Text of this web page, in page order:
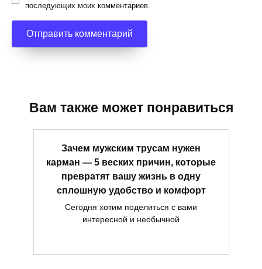
последующих моих комментариев.
Вам также может понравиться
Зачем мужским трусам нужен
карман — 5 веских причин, которые
превратят вашу жизнь в одну
сплошную удобство и комфорт
Сегодня хотим поделиться с вами
интересной и необычной